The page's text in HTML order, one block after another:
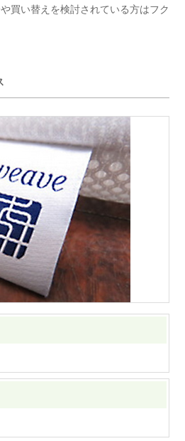
買い替えを検討されている方はフク